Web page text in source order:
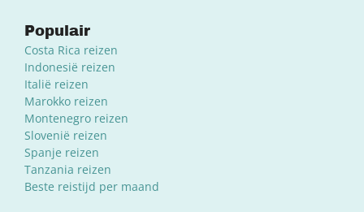
Populair
Costa Rica reizen
Indonesië reizen
Italië reizen
Marokko reizen
Montenegro reizen
Slovenië reizen
Spanje reizen
Tanzania reizen
Beste reistijd per maand